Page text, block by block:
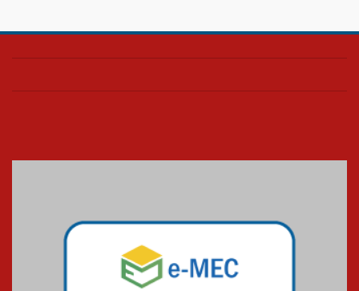
Confira como foi o culto mensal
Mackenzie mobiliza campanha
solidária para apoiar famílias em
Minas Gerais